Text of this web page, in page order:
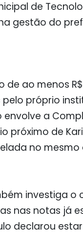
de
gestão do
ao menos
próprio
a
próximo de
no mesmo
investiga o
nas notas já
declarou